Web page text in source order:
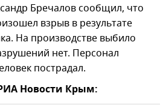
Бречалов сообщил, что
взрыв в результате
На производстве выбило
нет. Персонал
пострадал.
Новости Крым: